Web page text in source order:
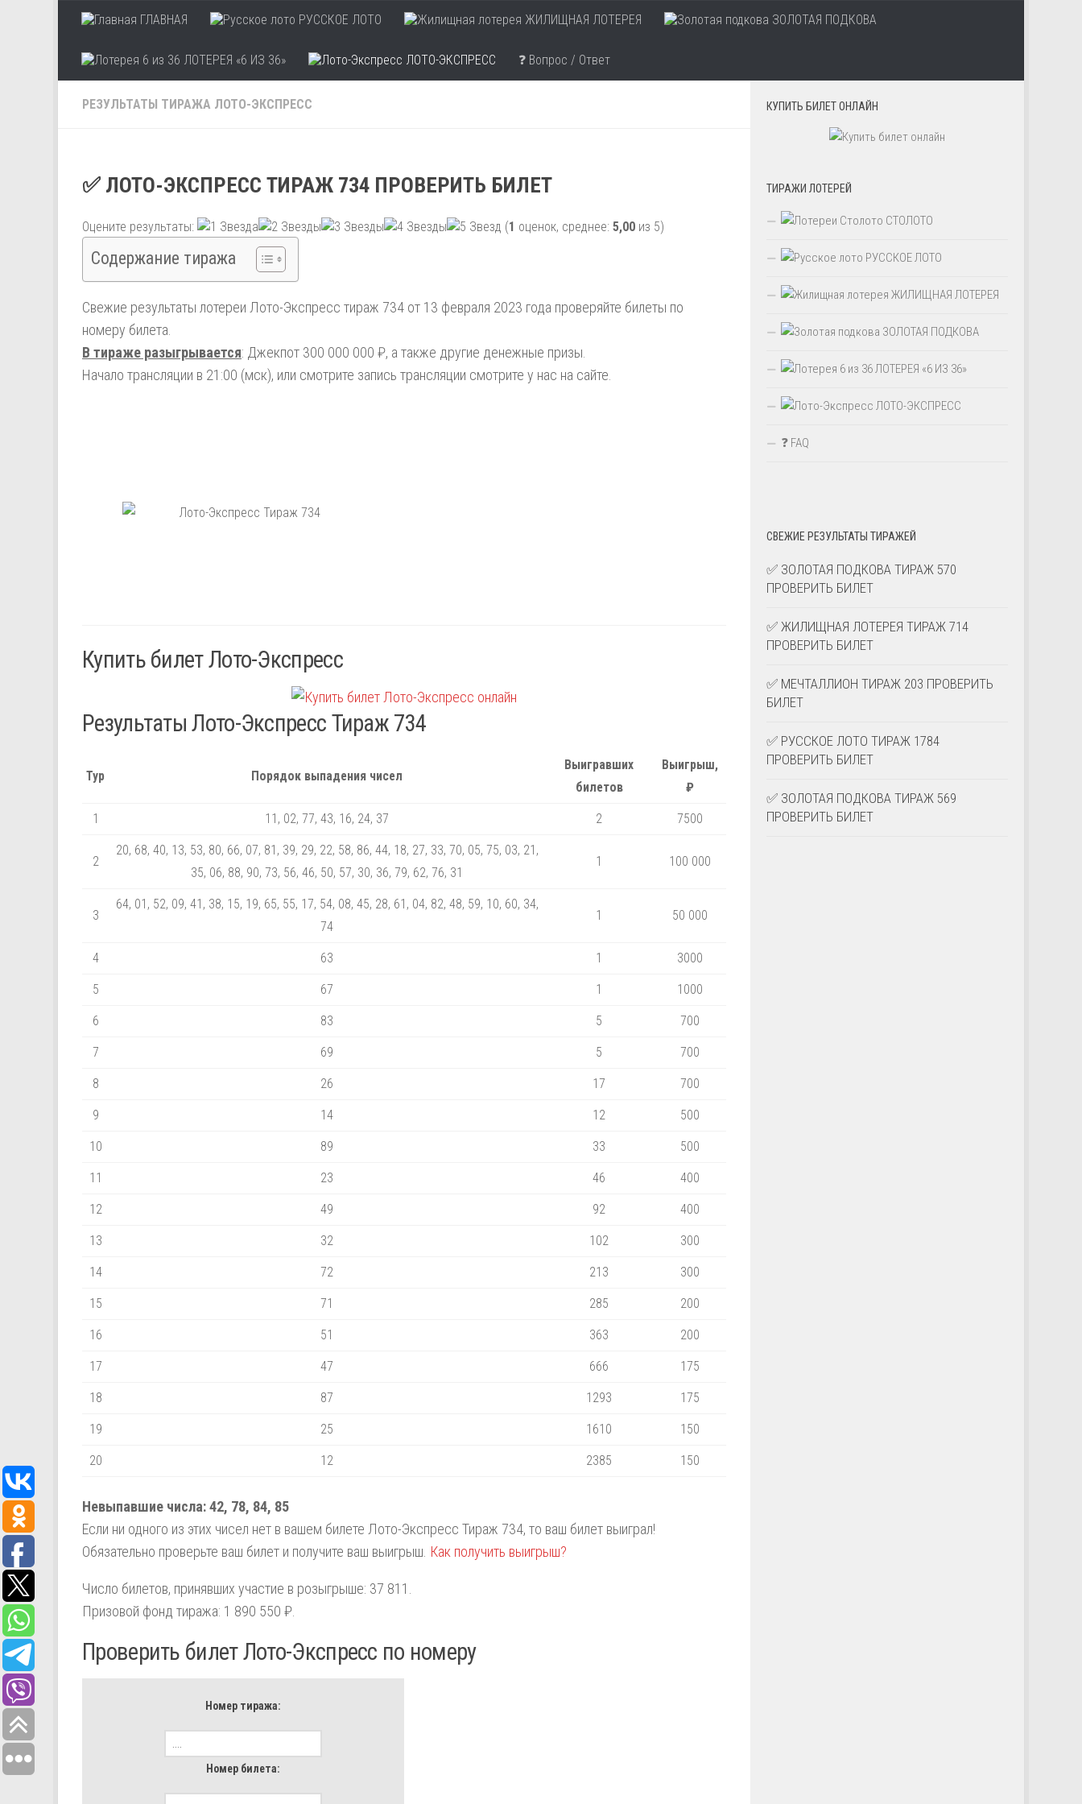
Skip to contentГЛАВНАЯ РУССКОЕ ЛОТО ЖИЛИЩНАЯ ЛОТЕРЕЯ ЗОЛОТАЯ ПОДКОВА
ЛОТЕРЕЯ «6 ИЗ 36» ЛОТО-ЭКСПРЕСС ❓ Вопрос / Ответ
РЕЗУЛЬТАТЫ ТИРАЖА ЛОТО-ЭКСПРЕСС
✅ ЛОТО-ЭКСПРЕСС ТИРАЖ 734 ПРОВЕРИТЬ БИЛЕТ
Оцените результаты: (1 оценок, среднее: 5,00 из 5)
Содержание тиража
Свежие результаты лотереи Лото-Экспресс тираж 734 от 13 февраля 2023 года проверяйте билеты по
номеру билета.
В тираже разыгрывается: Джекпот 300 000 000 ₽, а также другие денежные призы.
Начало трансляции в 21:00 (мск), или смотрите запись трансляции смотрите у нас на сайте.
Купить билет Лото-Экспресс
Результаты Лото-Экспресс Тираж 734
Тур Порядок выпадения чисел
Выигравших
билетов
Выигрыш,
₽
1 11, 02, 77, 43, 16, 24, 37 2 7500
2
20, 68, 40, 13, 53, 80, 66, 07, 81, 39, 29, 22, 58, 86, 44, 18, 27, 33, 70, 05, 75, 03, 21,
35, 06, 88, 90, 73, 56, 46, 50, 57, 30, 36, 79, 62, 76, 31
1 100 000
3
64, 01, 52, 09, 41, 38, 15, 19, 65, 55, 17, 54, 08, 45, 28, 61, 04, 82, 48, 59, 10, 60, 34,
74
1 50 000
4 63 1 3000
5 67 1 1000
6 83 5 700
7 69 5 700
8 26 17 700
9 14 12 500
10 89 33 500
11 23 46 400
12 49 92 400
13 32 102 300
14 72 213 300
15 71 285 200
16 51 363 200
17 47 666 175
18 87 1293 175
19 25 1610 150
20 12 2385 150
Невыпавшие числа:42, 78, 84, 85
Если ни одного из этих чисел нет в вашем билете Лото-Экспресс Тираж 734, то ваш билет выиграл!
Обязательно проверьте ваш билет и получите ваш выигрыш. Как получить выигрыш?
Число билетов, принявших участие в розыгрыше: 37 811.
Призовой фонд тиража: 1 890 550 ₽.
Проверить билет Лото-Экспресс по номеру
Номер тиража:
Номер билета:
КУПИТЬ БИЛЕТ ОНЛАЙН
ТИРАЖИ ЛОТЕРЕЙ
СТОЛОТО
РУССКОЕ ЛОТО
ЖИЛИЩНАЯ ЛОТЕРЕЯ
ЗОЛОТАЯ ПОДКОВА
ЛОТЕРЕЯ «6 ИЗ 36»
ЛОТО-ЭКСПРЕСС
❓ FAQ
СВЕЖИЕ РЕЗУЛЬТАТЫ ТИРАЖЕЙ
✅ ЗОЛОТАЯ ПОДКОВА ТИРАЖ 570
ПРОВЕРИТЬ БИЛЕТ
✅ ЖИЛИЩНАЯ ЛОТЕРЕЯ ТИРАЖ 714
ПРОВЕРИТЬ БИЛЕТ
✅ МЕЧТАЛЛИОН ТИРАЖ 203 ПРОВЕРИТЬ
БИЛЕТ
✅ РУССКОЕ ЛОТО ТИРАЖ 1784
ПРОВЕРИТЬ БИЛЕТ
✅ ЗОЛОТАЯ ПОДКОВА ТИРАЖ 569
ПРОВЕРИТЬ БИЛЕТ